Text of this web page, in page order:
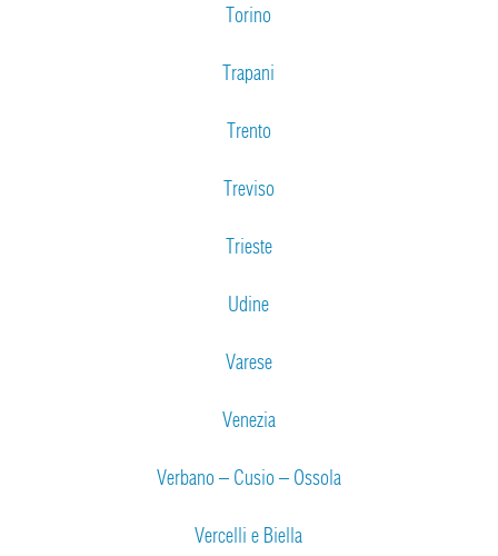
Torino
Trapani
Trento
Treviso
Trieste
Udine
Varese
Venezia
Verbano – Cusio – Ossola
Vercelli e Biella